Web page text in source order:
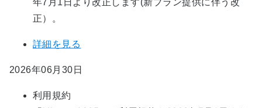
正）。
詳細を見る
2026年06月30日
利用規約